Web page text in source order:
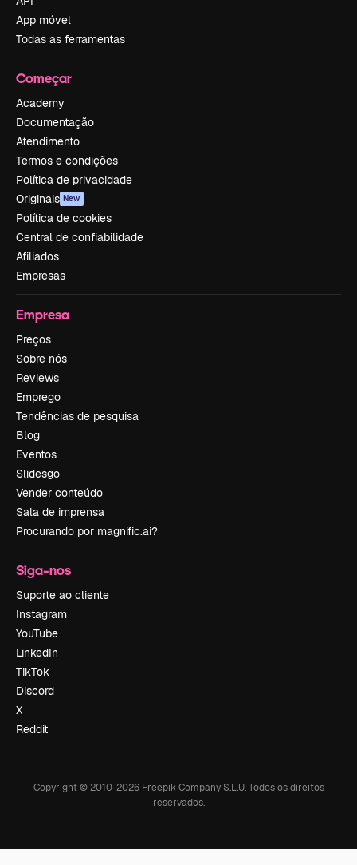
App móvel
Todas as ferramentas
Começar
Academy
Documentação
Atendimento
Termos e condições
Política de privacidade
Originais New
Política de cookies
Central de confiabilidade
Afiliados
Empresas
Empresa
Preços
Sobre nós
Reviews
Emprego
Tendências de pesquisa
Blog
Eventos
Slidesgo
Vender conteúdo
Sala de imprensa
Procurando por magnific.ai?
Siga-nos
Suporte ao cliente
Instagram
YouTube
LinkedIn
TikTok
Discord
X
Reddit
Copyright © 2010-2026Freepik Company S.L.U. Todos os direitos
reservados.